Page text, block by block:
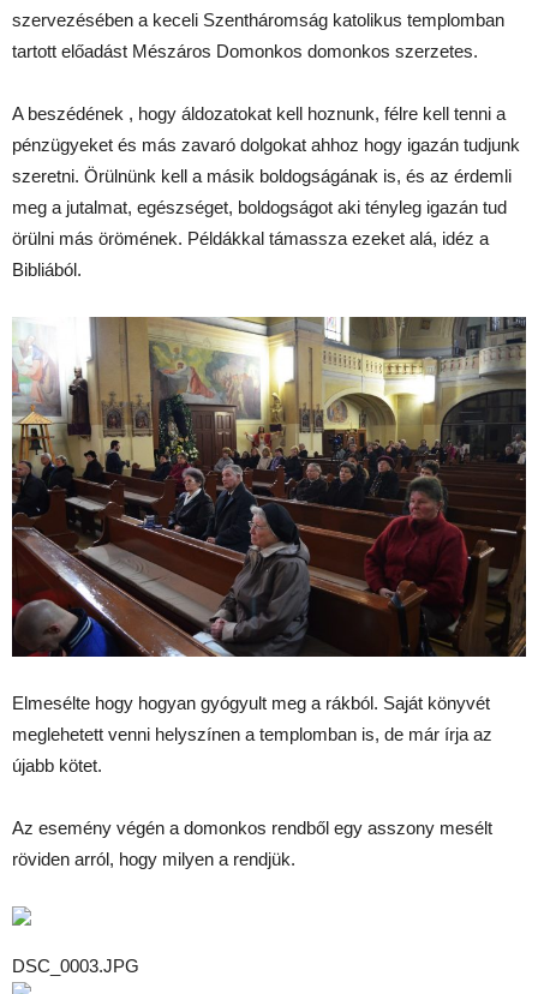
szervezésében a keceli Szentháromság katolikus templomban
tartott előadást Mészáros Domonkos domonkos szerzetes.
A beszédének , hogy áldozatokat kell hoznunk, félre kell tenni a
pénzügyeket és más zavaró dolgokat ahhoz hogy igazán tudjunk
szeretni. Örülnünk kell a másik boldogságának is, és az érdemli
meg a jutalmat, egészséget, boldogságot aki tényleg igazán tud
örülni más örömének. Példákkal támassza ezeket alá, idéz a
Bibliából.
Elmesélte hogy hogyan gyógyult meg a rákból. Saját könyvét
meglehetett venni helyszínen a templomban is, de már írja az
újabb kötet.
Az esemény végén a domonkos rendből egy asszony mesélt
röviden arról, hogy milyen a rendjük.
DSC_0003.JPG